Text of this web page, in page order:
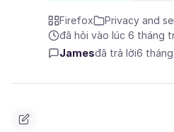
Firefox
Privacy and
đã hỏi vào lúc 6 tháng
Jamesđã trả lời6